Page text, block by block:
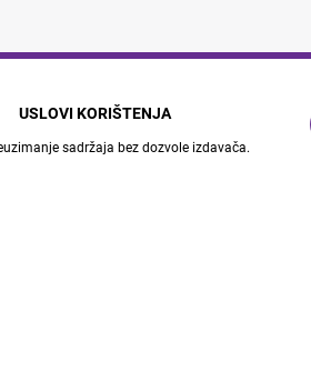
USLOVI KORIŠTENJA
sadržaja bez dozvole izdavača.